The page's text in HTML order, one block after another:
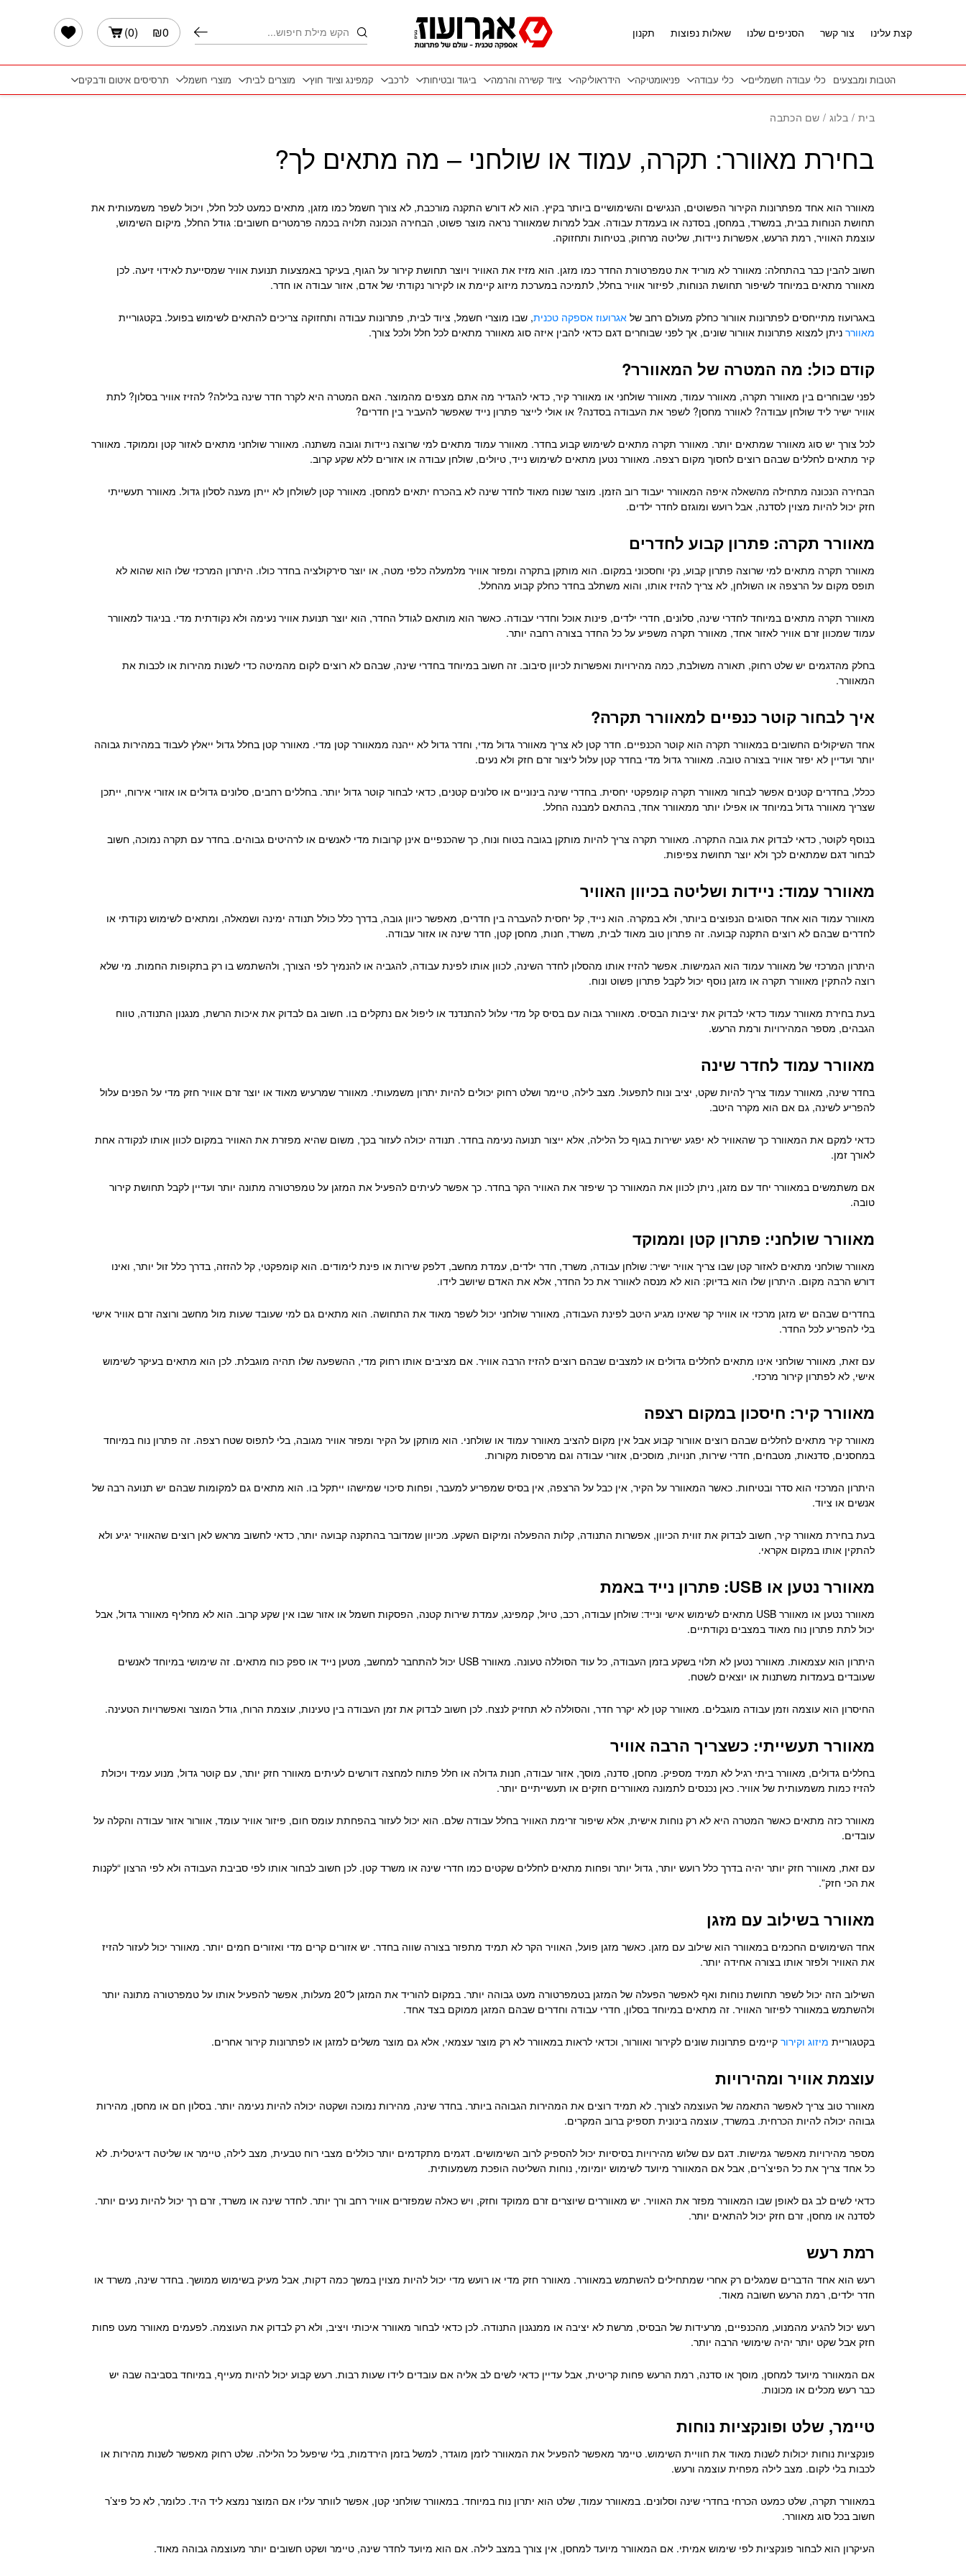
חיפוש
₪0
(
0
)
קצת עלינו
צור קשר הסניפים שלנו שאלות נפוצות תקנון
הטבות ומבצעים כלי עבודה חשמליים כלי עבודה פניאומטיקה הידראוליקה ציוד קשירה והרמה ביגוד ובטיחות לרכב קמפינג וציוד חוץ מוצרים לבית מוצרי חשמל תרסיסים איטום ודבקים
בית / בלוג / שם הכתבה
בחירת מאוורר: תקרה, עמוד או שולחני – מה מתאים לך?
מאוורר הוא אחד מפתרונות הקירור הפשוטים, הנגישים והשימושיים ביותר בקיץ. הוא לא דורש התקנה מורכבת, לא צורך חשמל כמו מזגן, מתאים כמעט לכל חלל, ויכול לשפר משמעותית את
תחושת הנוחות בבית, במשרד, במחסן, בסדנה או בעמדת עבודה. אבל למרות שמאוורר נראה מוצר פשוט, הבחירה הנכונה תלויה בכמה פרמטרים חשובים: גודל החלל, מיקום השימוש,
עוצמת האוויר, רמת הרעש, אפשרות ניידות, שליטה מרחוק, בטיחות ותחזוקה.
חשוב להבין כבר בהתחלה: מאוורר לא מוריד את טמפרטורת החדר כמו מזגן. הוא מזיז את האוויר ויוצר תחושת קירור על הגוף, בעיקר באמצעות תנועת אוויר שמסייעת לאידוי זיעה. לכן
מאוורר מתאים במיוחד לשיפור תחושת הנוחות, לפיזור אוויר בחלל, לתמיכה במערכת מיזוג קיימת או לקירור נקודתי של אדם, אזור עבודה או חדר.
באגרועוז מתייחסים לפתרונות אוורור כחלק מעולם רחב של אגרועוז אספקה טכנית, שבו מוצרי חשמל, ציוד לבית, פתרונות עבודה ותחזוקה צריכים להתאים לשימוש בפועל. בקטגוריית
מאוורר ניתן למצוא פתרונות אוורור שונים, אך לפני שבוחרים דגם כדאי להבין איזה סוג מאוורר מתאים לכל חלל ולכל צורך.
קודם כול: מה המטרה של המאוורר?
לפני שבוחרים בין מאוורר תקרה, מאוורר עמוד, מאוורר שולחני או מאוורר קיר, כדאי להגדיר מה אתם מצפים מהמוצר. האם המטרה היא לקרר חדר שינה בלילה? להזיז אוויר בסלון? לתת
אוויר ישיר ליד שולחן עבודה? לאוורר מחסן? לשפר את העבודה בסדנה? או אולי לייצר פתרון נייד שאפשר להעביר בין חדרים?
לכל צורך יש סוג מאוורר שמתאים יותר. מאוורר תקרה מתאים לשימוש קבוע בחדר. מאוורר עמוד מתאים למי שרוצה ניידות וגובה משתנה. מאוורר שולחני מתאים לאזור קטן וממוקד. מאוורר
קיר מתאים לחללים שבהם רוצים לחסוך מקום רצפה. מאוורר נטען מתאים לשימוש נייד, טיולים, שולחן עבודה או אזורים ללא שקע קרוב.
הבחירה הנכונה מתחילה מהשאלה איפה המאוורר יעבוד רוב הזמן. מוצר שנוח מאוד לחדר שינה לא בהכרח יתאים למחסן. מאוורר קטן לשולחן לא ייתן מענה לסלון גדול. מאוורר תעשייתי
חזק יכול להיות מצוין לסדנה, אבל רועש ומוגזם לחדר ילדים.
מאוורר תקרה: פתרון קבוע לחדרים
מאוורר תקרה מתאים למי שרוצה פתרון קבוע, נקי וחסכוני במקום. הוא מותקן בתקרה ומפזר אוויר מלמעלה כלפי מטה, או יוצר סירקולציה בחדר כולו. היתרון המרכזי שלו הוא שהוא לא
תופס מקום על הרצפה או השולחן, לא צריך להזיז אותו, והוא משתלב בחדר כחלק קבוע מהחלל.
מאוורר תקרה מתאים במיוחד לחדרי שינה, סלונים, חדרי ילדים, פינות אוכל וחדרי עבודה. כאשר הוא מותאם לגודל החדר, הוא יוצר תנועת אוויר נעימה ולא נקודתית מדי. בניגוד למאוורר
עמוד שמכוון זרם אוויר לאזור אחד, מאוורר תקרה משפיע על כל החדר בצורה רחבה יותר.
בחלק מהדגמים יש שלט רחוק, תאורה משולבת, כמה מהירויות ואפשרות לכיוון סיבוב. זה חשוב במיוחד בחדרי שינה, שבהם לא רוצים לקום מהמיטה כדי לשנות מהירות או לכבות את
המאוורר.
איך לבחור קוטר כנפיים למאוורר תקרה?
אחד השיקולים החשובים במאוורר תקרה הוא קוטר הכנפיים. חדר קטן לא צריך מאוורר גדול מדי, וחדר גדול לא ייהנה ממאוורר קטן מדי. מאוורר קטן בחלל גדול ייאלץ לעבוד במהירות גבוהה
יותר ועדיין לא יפזר אוויר בצורה טובה. מאוורר גדול מדי בחדר קטן עלול ליצור זרם חזק ולא נעים.
ככלל, בחדרים קטנים אפשר לבחור מאוורר תקרה קומפקטי יחסית. בחדרי שינה בינוניים או סלונים קטנים, כדאי לבחור קוטר גדול יותר. בחללים רחבים, סלונים גדולים או אזורי אירוח, ייתכן
שצריך מאוורר גדול במיוחד או אפילו יותר ממאוורר אחד, בהתאם למבנה החלל.
בנוסף לקוטר, כדאי לבדוק את גובה התקרה. מאוורר תקרה צריך להיות מותקן בגובה בטוח ונוח, כך שהכנפיים אינן קרובות מדי לאנשים או לרהיטים גבוהים. בחדר עם תקרה נמוכה, חשוב
לבחור דגם שמתאים לכך ולא יוצר תחושת צפיפות.
מאוורר עמוד: ניידות ושליטה בכיוון האוויר
מאוורר עמוד הוא אחד הסוגים הנפוצים ביותר, ולא במקרה. הוא נייד, קל יחסית להעברה בין חדרים, מאפשר כיוון גובה, בדרך כלל כולל תנודה ימינה ושמאלה, ומתאים לשימוש נקודתי או
לחדרים שבהם לא רוצים התקנה קבועה. זה פתרון טוב מאוד לבית, משרד, חנות, מחסן קטן, חדר שינה או אזור עבודה.
היתרון המרכזי של מאוורר עמוד הוא הגמישות. אפשר להזיז אותו מהסלון לחדר השינה, לכוון אותו לפינת עבודה, להגביה או להנמיך לפי הצורך, ולהשתמש בו רק בתקופות החמות. מי שלא
רוצה להתקין מאוורר תקרה או מזגן נוסף יכול לקבל פתרון פשוט ונוח.
בעת בחירת מאוורר עמוד כדאי לבדוק את יציבות הבסיס. מאוורר גבוה עם בסיס קל מדי עלול להתנדנד או ליפול אם נתקלים בו. חשוב גם לבדוק את איכות הרשת, מנגנון התנודה, טווח
הגבהים, מספר המהירויות ורמת הרעש.
מאוורר עמוד לחדר שינה
בחדר שינה, מאוורר עמוד צריך להיות שקט, יציב ונוח לתפעול. מצב לילה, טיימר ושלט רחוק יכולים להיות יתרון משמעותי. מאוורר שמרעיש מאוד או יוצר זרם אוויר חזק מדי על הפנים עלול
להפריע לשינה, גם אם הוא מקרר היטב.
כדאי למקם את המאוורר כך שהאוויר לא יפגע ישירות בגוף כל הלילה, אלא ייצור תנועה נעימה בחדר. תנודה יכולה לעזור בכך, משום שהיא מפזרת את האוויר במקום לכוון אותו לנקודה אחת
לאורך זמן.
אם משתמשים במאוורר יחד עם מזגן, ניתן לכוון את המאוורר כך שיפזר את האוויר הקר בחדר. כך אפשר לעיתים להפעיל את המזגן על טמפרטורה מתונה יותר ועדיין לקבל תחושת קירור
טובה.
מאוורר שולחני: פתרון קטן וממוקד
מאוורר שולחני מתאים לאזור קטן שבו צריך אוויר ישיר: שולחן עבודה, משרד, חדר ילדים, עמדת מחשב, דלפק שירות או פינת לימודים. הוא קומפקטי, קל להזזה, בדרך כלל זול יותר, ואינו
דורש הרבה מקום. היתרון שלו הוא בדיוק: הוא לא מנסה לאוורר את כל החדר, אלא את האדם שיושב לידו.
בחדרים שבהם יש מזגן מרכזי או אוויר קר שאינו מגיע היטב לפינת העבודה, מאוורר שולחני יכול לשפר מאוד את התחושה. הוא מתאים גם למי שעובד שעות מול מחשב ורוצה זרם אוויר אישי
בלי להפריע לכל החדר.
עם זאת, מאוורר שולחני אינו מתאים לחללים גדולים או למצבים שבהם רוצים להזיז הרבה אוויר. אם מציבים אותו רחוק מדי, ההשפעה שלו תהיה מוגבלת. לכן הוא מתאים בעיקר לשימוש
אישי, לא לפתרון קירור מרכזי.
מאוורר קיר: חיסכון במקום רצפה
מאוורר קיר מתאים לחללים שבהם רוצים אוורור קבוע אבל אין מקום להציב מאוורר עמוד או שולחני. הוא מותקן על הקיר ומפזר אוויר מגובה, בלי לתפוס שטח רצפה. זה פתרון נוח במיוחד
במחסנים, סדנאות, מטבחים, חדרי שירות, חנויות, מוסכים, אזורי עבודה וגם מרפסות מקורות.
היתרון המרכזי הוא סדר ובטיחות. כאשר המאוורר על הקיר, אין כבל על הרצפה, אין בסיס שמפריע למעבר, ופחות סיכוי שמישהו ייתקל בו. הוא מתאים גם למקומות שבהם יש תנועה רבה של
אנשים או ציוד.
בעת בחירת מאוורר קיר, חשוב לבדוק את זווית הכיוון, אפשרות התנודה, קלות ההפעלה ומיקום השקע. מכיוון שמדובר בהתקנה קבועה יותר, כדאי לחשוב מראש לאן רוצים שהאוויר יגיע ולא
להתקין אותו במקום אקראי.
מאוורר נטען או USB: פתרון נייד באמת
מאוורר נטען או מאוורר USB מתאים לשימוש אישי ונייד: שולחן עבודה, רכב, טיול, קמפינג, עמדת שירות קטנה, הפסקות חשמל או אזור שבו אין שקע קרוב. הוא לא מחליף מאוורר גדול, אבל
יכול לתת פתרון נוח מאוד במצבים נקודתיים.
היתרון הוא עצמאות. מאוורר נטען לא תלוי בשקע בזמן העבודה, כל עוד הסוללה טעונה. מאוורר USB יכול להתחבר למחשב, מטען נייד או ספק כוח מתאים. זה שימושי במיוחד לאנשים
שעובדים בעמדות משתנות או יוצאים לשטח.
החיסרון הוא עוצמה וזמן עבודה מוגבלים. מאוורר קטן לא יקרר חדר, והסוללה לא תחזיק לנצח. לכן חשוב לבדוק את זמן העבודה בין טעינות, עוצמת הרוח, גודל המוצר ואפשרויות הטעינה.
מאוורר תעשייתי: כשצריך הרבה אוויר
בחללים גדולים, מאוורר ביתי רגיל לא תמיד מספיק. מחסן, סדנה, מוסך, אזור עבודה, חנות גדולה או חלל פתוח למחצה דורשים לעיתים מאוורר חזק יותר, עם קוטר גדול, מנוע עמיד ויכולת
להזיז כמות משמעותית של אוויר. כאן נכנסים לתמונה מאווררים חזקים או תעשייתיים יותר.
מאוורר כזה מתאים כאשר המטרה היא לא רק נוחות אישית, אלא שיפור זרימת האוויר בחלל עבודה שלם. הוא יכול לעזור בהפחתת עומס חום, פיזור אוויר עומד, אוורור אזור עבודה והקלה על
עובדים.
עם זאת, מאוורר חזק יותר יהיה בדרך כלל רועש יותר, גדול יותר ופחות מתאים לחללים שקטים כמו חדרי שינה או משרד קטן. לכן חשוב לבחור אותו לפי סביבת העבודה ולא לפי הרצון “לקנות
את הכי חזק”.
מאוורר בשילוב עם מזגן
אחד השימושים החכמים במאוורר הוא שילוב עם מזגן. כאשר מזגן פועל, האוויר הקר לא תמיד מתפזר בצורה שווה בחדר. יש אזורים קרים מדי ואזורים חמים יותר. מאוורר יכול לעזור להזיז
את האוויר ולפזר אותו בצורה אחידה יותר.
השילוב הזה יכול לשפר תחושת נוחות ואף לאפשר הפעלה של המזגן בטמפרטורה מעט גבוהה יותר. במקום להוריד את המזגן ל־20 מעלות, אפשר להפעיל אותו על טמפרטורה מתונה יותר
ולהשתמש במאוורר לפיזור האוויר. זה מתאים במיוחד בסלון, חדרי עבודה וחדרים שבהם המזגן ממוקם בצד אחד.
בקטגוריית מיזוג וקירור קיימים פתרונות שונים לקירור ואוורור, וכדאי לראות במאוורר לא רק מוצר עצמאי, אלא גם מוצר משלים למזגן או לפתרונות קירור אחרים.
עוצמת אוויר ומהירויות
מאוורר טוב צריך לאפשר התאמה של העוצמה לצורך. לא תמיד רוצים את המהירות הגבוהה ביותר. בחדר שינה, מהירות נמוכה ושקטה יכולה להיות נעימה יותר. בסלון חם או מחסן, מהירות
גבוהה יכולה להיות הכרחית. במשרד, עוצמה בינונית תספיק ברוב המקרים.
מספר מהירויות מאפשר גמישות. דגם עם שלוש מהירויות בסיסיות יכול להספיק לרוב השימושים. דגמים מתקדמים יותר כוללים מצבי רוח טבעית, מצב לילה, טיימר או שליטה דיגיטלית. לא
כל אחד צריך את כל הפיצ’רים, אבל אם המאוורר מיועד לשימוש יומיומי, נוחות השליטה הופכת משמעותית.
כדאי לשים לב גם לאופן שבו המאוורר מפזר את האוויר. יש מאווררים שיוצרים זרם ממוקד וחזק, ויש כאלה שמפזרים אוויר רחב ורך יותר. לחדר שינה או משרד, זרם רך יכול להיות נעים יותר.
לסדנה או מחסן, זרם חזק יכול להתאים יותר.
רמת רעש
רעש הוא אחד הדברים שמגלים רק אחרי שמתחילים להשתמש במאוורר. מאוורר חזק מדי או רועש מדי יכול להיות מצוין במשך כמה דקות, אבל מעיק בשימוש ממושך. בחדר שינה, משרד או
חדר ילדים, רמת הרעש חשובה מאוד.
רעש יכול להגיע מהמנוע, מהכנפיים, מרעידות של הבסיס, מרשת לא יציבה או ממנגנון התנודה. לכן כדאי לבחור מאוורר איכותי ויציב, ולא רק לבדוק את העוצמה. לפעמים מאוורר מעט פחות
חזק אבל שקט יותר יהיה שימושי הרבה יותר.
אם המאוורר מיועד למחסן, מוסך או סדנה, רמת הרעש פחות קריטית, אבל עדיין כדאי לשים לב אליה אם עובדים לידו שעות רבות. רעש קבוע יכול להיות מעייף, במיוחד בסביבה שבה יש
כבר רעש מכלים או מכונות.
טיימר, שלט ופונקציות נוחות
פונקציות נוחות יכולות לשנות מאוד את חוויית השימוש. טיימר מאפשר להפעיל את המאוורר לזמן מוגדר, למשל בזמן הירדמות, בלי שיפעל כל הלילה. שלט רחוק מאפשר לשנות מהירות או
לכבות בלי לקום. מצב לילה מפחית עוצמה ורעש.
במאוורר תקרה, שלט כמעט הכרחי בחדרי שינה וסלונים. במאוורר עמוד, שלט הוא יתרון נוח במיוחד. במאוורר שולחני קטן, אפשר לוותר עליו אם המוצר נמצא ליד היד. כלומר, לא כל פיצ’ר
חשוב בכל סוג מאוורר.
העיקרון הוא לבחור פונקציות לפי שימוש אמיתי. אם המאוורר מיועד למחסן, אין צורך במצב לילה. אם הוא מיועד לחדר שינה, טיימר ושקט חשובים יותר מעוצמה גבוהה מאוד.